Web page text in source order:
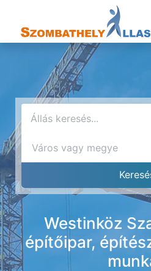
Westinköz
építőipar,